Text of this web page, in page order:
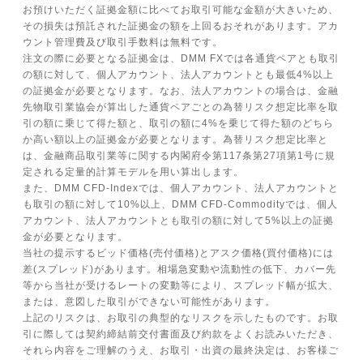
お預けいただく証拠金額に比べてお取引可能な金額が大きいため、
その損失は預託された証拠金の額を上回るおそれがあります。アカ
ウント管理費及び取引手数料は無料です。
注文の際に必要となる証拠金は、DMM FXでは各通貨ペアとも取引
の額に対して、個人アカウント、法人アカウントとも最低4%以上
の証拠金が必要となります。なお、法人アカウントの場合は、金融
先物取引業協会が算出した通貨ペアごとの為替リスク想定比率を取
引の額に乗じて得た額と、取引の額に4%を乗じて得た額のどちら
か高い額以上の証拠金が必要となります。為替リスク想定比率と
は、金融商品取引業等に関する内閣府令第117条第27項第1号に規
定される定量的計算モデルを用い算出します。
また、DMM CFD-Indexでは、個人アカウント、法人アカウントと
も取引の額に対して10%以上、DMM CFD-Commodityでは、個人
アカウント、法人アカウントとも取引の額に対して5%以上の証拠
金が必要となります。
当社の提示するビッド価格(売付価格)とアスク価格(買付価格)には
差(スプレッド)があります。相場急変動や流動性の低下、カバー先
等から当社が受けるレートの変動等により、スプレッド幅が拡大、
または、意図した取引ができない可能性があります。
上記のリスクは、お取引の典型的なリスクを示したものです。お取
引に際しては契約締結前交付書面及び約款をよくお読みいただき、
それら内容をご理解のうえ、お取引・出資の最終決定は、お客様ご